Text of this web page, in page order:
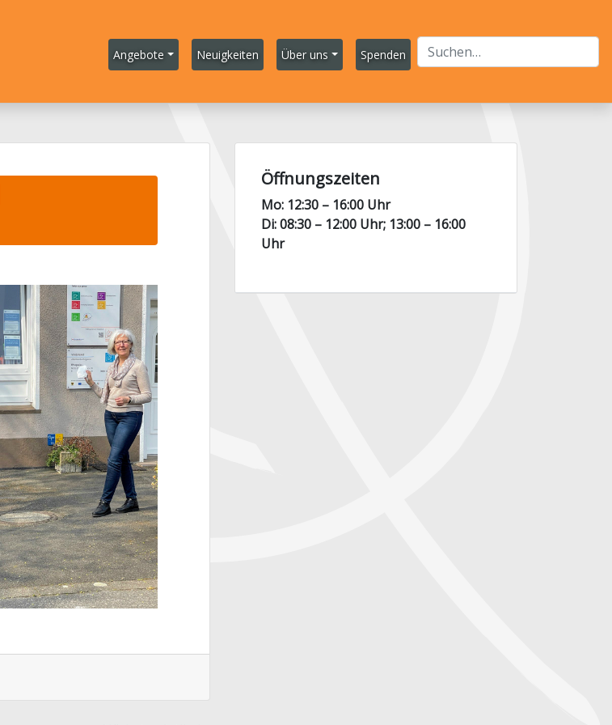
Angebote Neuigkeiten Über uns Spenden
Öffnungszeiten
Mo: 12:30 – 16:00 Uhr
Di: 08:30 – 12:00 Uhr; 13:00 – 16:00
Uhr